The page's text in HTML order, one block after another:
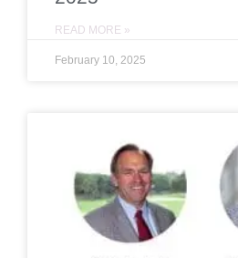
READ MORE »
February 10, 2025